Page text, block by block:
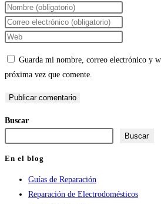
Introduce
tu
nombre
de
usuario
comentar
Introduce
tu
correo
electrónico
comentar
Introduce
de
tu
(opcional)
Guarda mi nombre, correo electrónico y
próxima vez que comente.
Buscar
Buscar
En el blog
Guías de Reparación
Reparación de Electrodomésticos